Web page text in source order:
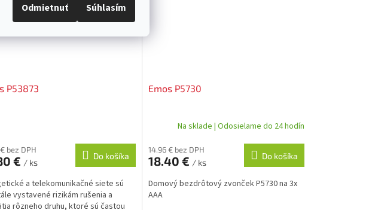
Odmietnuť Súhlasím
P53873
bez DPH
€ / ks
Do košíka
a telekomunikačné siete sú
vystavené rizikám rušenia a
rôzneho druhu, ktoré sú častou
Emos P5730
Na sklade | Odosielame do 24 hodín
14.96 € bez DPH
18.40 € / ks
Do košíka
Domový bezdrôtový zvonček P5730 na 3x
AAA